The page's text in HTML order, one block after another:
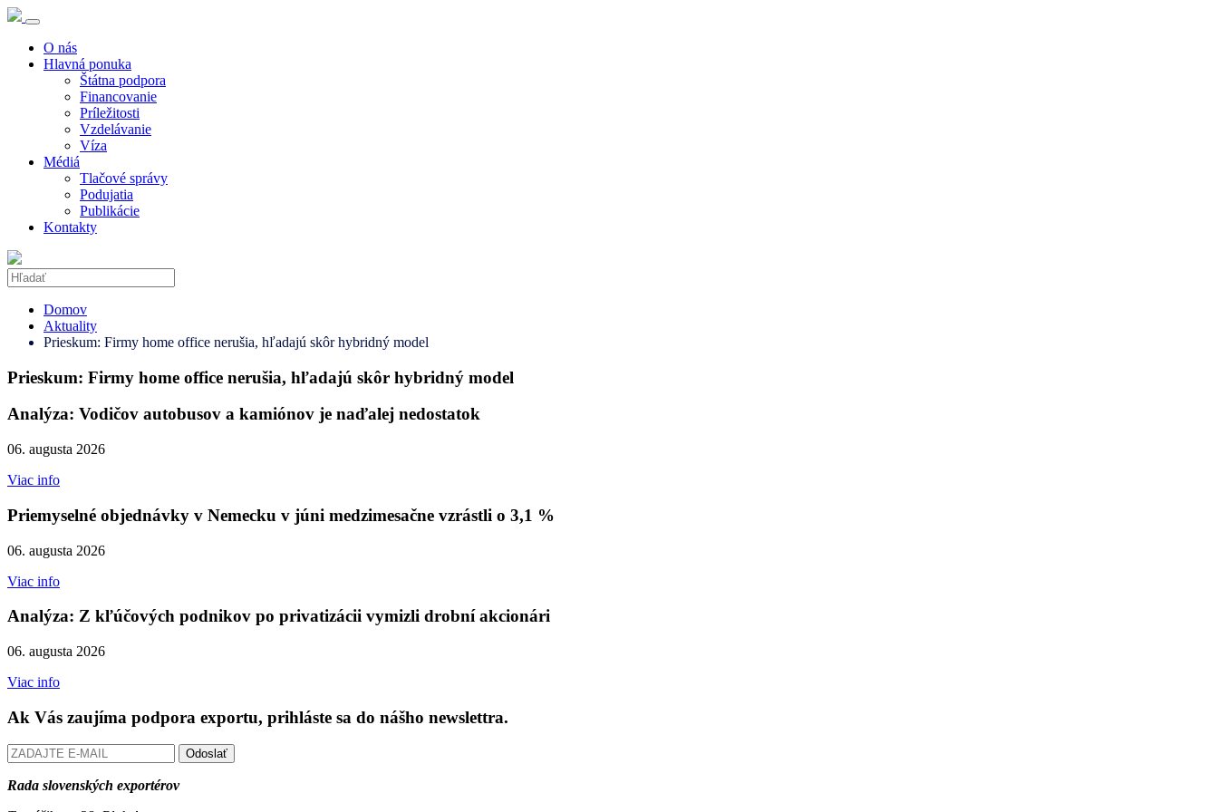
O nás
Hlavná ponuka
Štátna podpora
Financovanie
Príležitosti
Vzdelávanie
Víza
Médiá
Tlačové správy
Podujatia
Publikácie
Kontakty
Domov
Aktuality
Prieskum: Firmy home office nerušia, hľadajú skôr hybridný model
Prieskum: Firmy home office nerušia, hľadajú skôr hybridný model
Analýza: Vodičov autobusov a kamiónov je naďalej nedostatok
06. augusta 2026
Viac info
Priemyselné objednávky v Nemecku v júni medzimesačne vzrástli o 3,1 %
06. augusta 2026
Viac info
Analýza: Z kľúčových podnikov po privatizácii vymizli drobní akcionári
06. augusta 2026
Viac info
Ak Vás zaujíma podpora exportu, prihláste sa do nášho newslettra.
Odoslať
Rada slovenských exportérov